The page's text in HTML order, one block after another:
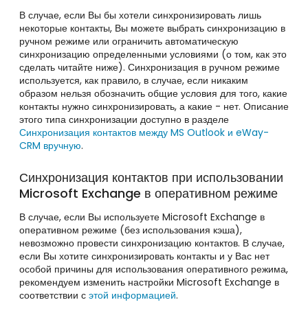
В случае, если Вы бы хотели синхронизировать лишь
некоторые контакты, Вы можете выбрать синхронизацию в
ручном режиме или ограничить автоматическую
синхронизацию определенными условиями (о том, как это
сделать читайте ниже). Синхронизация в ручном режиме
используется, как правило, в случае, если никаким
образом нельзя обозначить общие условия для того, какие
контакты нужно синхронизировать, а какие - нет. Описание
этого типа синхронизации доступно в разделе
Синхронизация контактов между MS Outlook и eWay-
CRM вручную.
Синхронизация контактов при использовании
Microsoft Exchange в оперативном режиме
В случае, если Вы используете Microsoft Exchange в
оперативном режиме (без использования кэша),
невозможно провести синхронизацию контактов. В случае,
если Вы хотите синхронизировать контакты и у Вас нет
особой причины для использования оперативного режима,
рекомендуем изменить настройки Microsoft Exchange в
соответствии с этой информацией.